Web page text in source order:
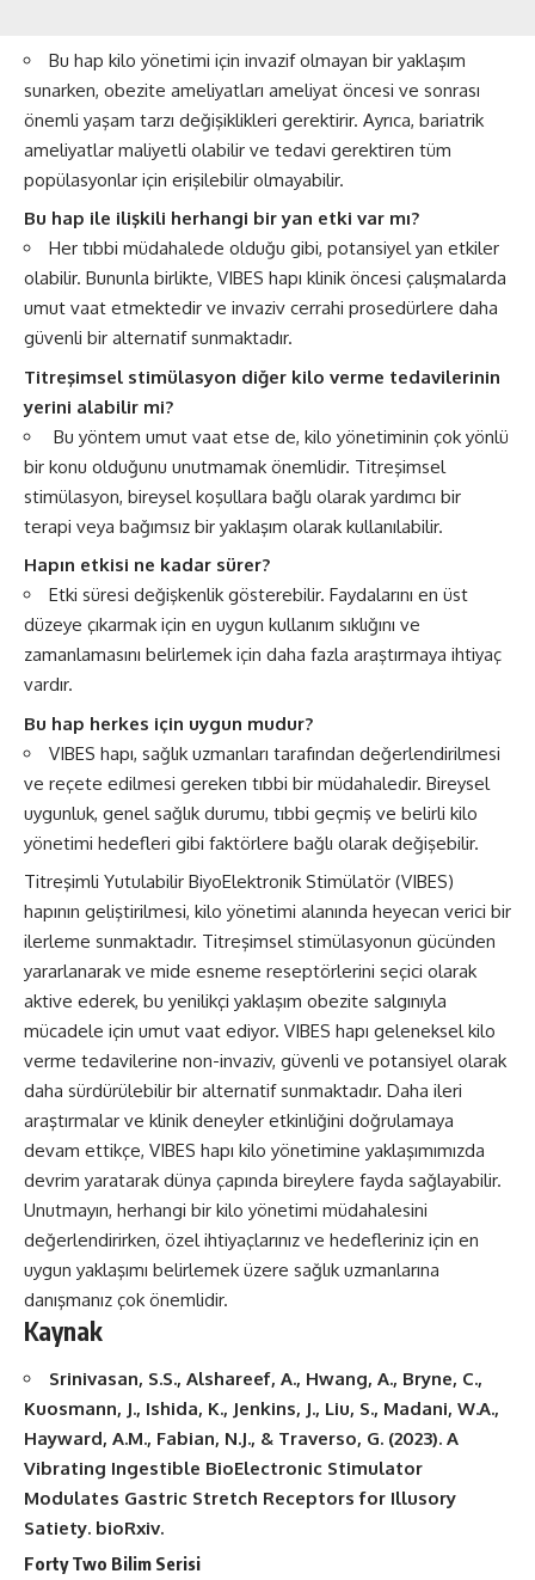
Bu hap kilo yönetimi için invazif olmayan bir yaklaşım
sunarken, obezite ameliyatları ameliyat öncesi ve sonrası
önemli yaşam tarzı değişiklikleri gerektirir. Ayrıca, bariatrik
ameliyatlar maliyetli olabilir ve tedavi gerektiren tüm
popülasyonlar için erişilebilir olmayabilir.
Bu hap ile ilişkili herhangi bir yan etki var mı?
Her tıbbi müdahalede olduğu gibi, potansiyel yan etkiler
olabilir. Bununla birlikte, VIBES hapı klinik öncesi çalışmalarda
umut vaat etmektedir ve invaziv cerrahi prosedürlere daha
güvenli bir alternatif sunmaktadır.
Titreşimsel stimülasyon diğer kilo verme tedavilerinin
yerini alabilir mi?
Bu yöntem umut vaat etse de, kilo yönetiminin çok yönlü
bir konu olduğunu unutmamak önemlidir. Titreşimsel
stimülasyon, bireysel koşullara bağlı olarak yardımcı bir
terapi veya bağımsız bir yaklaşım olarak kullanılabilir.
Hapın etkisi ne kadar sürer?
Etki süresi değişkenlik gösterebilir. Faydalarını en üst
düzeye çıkarmak için en uygun kullanım sıklığını ve
zamanlamasını belirlemek için daha fazla araştırmaya ihtiyaç
vardır.
Bu hap herkes için uygun mudur?
VIBES hapı, sağlık uzmanları tarafından değerlendirilmesi
ve reçete edilmesi gereken tıbbi bir müdahaledir. Bireysel
uygunluk, genel sağlık durumu, tıbbi geçmiş ve belirli kilo
yönetimi hedefleri gibi faktörlere bağlı olarak değişebilir.
Titreşimli Yutulabilir BiyoElektronik Stimülatör (VIBES)
hapının geliştirilmesi, kilo yönetimi alanında heyecan verici bir
ilerleme sunmaktadır. Titreşimsel stimülasyonun gücünden
yararlanarak ve mide esneme reseptörlerini seçici olarak
aktive ederek, bu yenilikçi yaklaşım obezite salgınıyla
mücadele için umut vaat ediyor. VIBES hapı geleneksel kilo
verme tedavilerine non-invaziv, güvenli ve potansiyel olarak
daha sürdürülebilir bir alternatif sunmaktadır. Daha ileri
araştırmalar ve klinik deneyler etkinliğini doğrulamaya
devam ettikçe, VIBES hapı kilo yönetimine yaklaşımımızda
devrim yaratarak dünya çapında bireylere fayda sağlayabilir.
Unutmayın, herhangi bir kilo yönetimi müdahalesini
değerlendirirken, özel ihtiyaçlarınız ve hedefleriniz için en
uygun yaklaşımı belirlemek üzere sağlık uzmanlarına
danışmanız çok önemlidir.
Kaynak
Srinivasan, S.S., Alshareef, A., Hwang, A., Bryne, C.,
Kuosmann, J., Ishida, K., Jenkins, J., Liu, S., Madani, W.A.,
Hayward, A.M., Fabian, N.J., & Traverso, G. (2023). A
Vibrating Ingestible BioElectronic Stimulator
Modulates Gastric Stretch Receptors for Illusory
Satiety. bioRxiv.
Forty Two Bilim Serisi